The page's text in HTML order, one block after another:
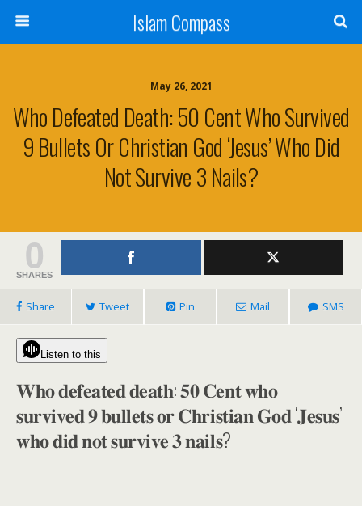
Islam Compass
May 26, 2021
Who Defeated Death: 50 Cent Who Survived
9 Bullets Or Christian God ‘Jesus’ Who Did
Not Survive 3 Nails?
0
SHARES
Share Tweet Pin Mail SMS
Listen to this
𝐖𝐡𝐨 𝐝𝐞𝐟𝐞𝐚𝐭𝐞𝐝 𝐝𝐞𝐚𝐭𝐡: 𝟓𝟎 𝐂𝐞𝐧𝐭 𝐰𝐡𝐨
𝐬𝐮𝐫𝐯𝐢𝐯𝐞𝐝 𝟗 𝐛𝐮𝐥𝐥𝐞𝐭𝐬 𝐨𝐫 𝐂𝐡𝐫𝐢𝐬𝐭𝐢𝐚𝐧 𝐆𝐨𝐝 ‘𝐉𝐞𝐬𝐮𝐬’
𝐰𝐡𝐨 𝐝𝐢𝐝 𝐧𝐨𝐭 𝐬𝐮𝐫𝐯𝐢𝐯𝐞 𝟑 𝐧𝐚𝐢𝐥𝐬?